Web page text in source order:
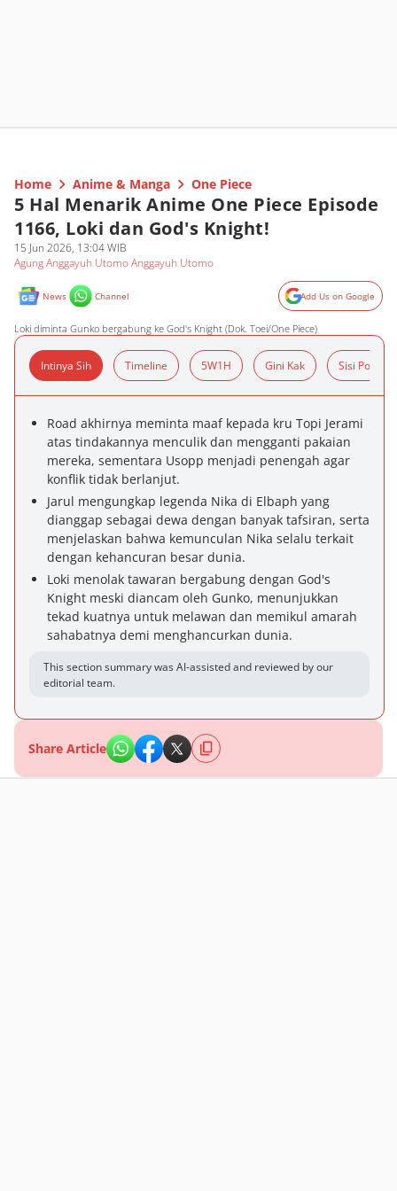
Home Anime & Manga One Piece
5 Hal Menarik Anime One Piece Episode
1166, Loki dan God's Knight!
15 Jun 2026, 13:04 WIB
Agung Anggayuh Utomo Anggayuh Utomo
News Channel Add Us on Google
Loki diminta Gunko bergabung ke God's Knight (Dok. Toei/One Piece)
Intinya Sih Timeline 5W1H Gini Kak Sisi Positif
Road akhirnya meminta maaf kepada kru Topi Jerami
atas tindakannya menculik dan mengganti pakaian
mereka, sementara Usopp menjadi penengah agar
konflik tidak berlanjut.
Jarul mengungkap legenda Nika di Elbaph yang
dianggap sebagai dewa dengan banyak tafsiran, serta
menjelaskan bahwa kemunculan Nika selalu terkait
dengan kehancuran besar dunia.
Loki menolak tawaran bergabung dengan God's
Knight meski diancam oleh Gunko, menunjukkan
tekad kuatnya untuk melawan dan memikul amarah
sahabatnya demi menghancurkan dunia.
This section summary was AI-assisted and reviewed by our
editorial team.
Share Article